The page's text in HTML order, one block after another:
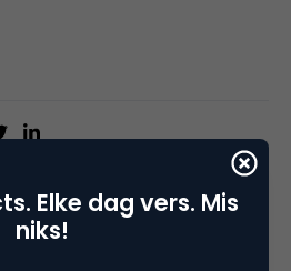
Elke dag vers. Mis
niks!